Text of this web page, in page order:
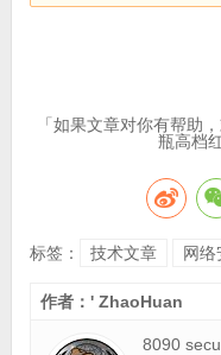
「如果文章对你有帮助
瓶高档
标签： 技术文章 网络
作者：' ZhaoHuan
8090